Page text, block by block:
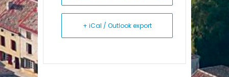
+ iCal / Outlook export